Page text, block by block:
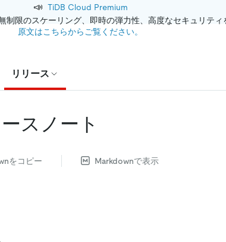
📣 TiDB Cloud Premium
限のスケーリング、即時の弾力性、高度なセキュリテ
原文はこちらからご覧ください。
リリース
スノート
をコピー Markdownで表示